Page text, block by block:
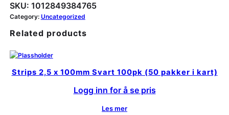
SKU: 1012849384765
Category: Uncategorized
Related products
Strips 2,5 x 100mm Svart 100pk (50 pakker i kart)
Logg inn for å se pris
Les mer